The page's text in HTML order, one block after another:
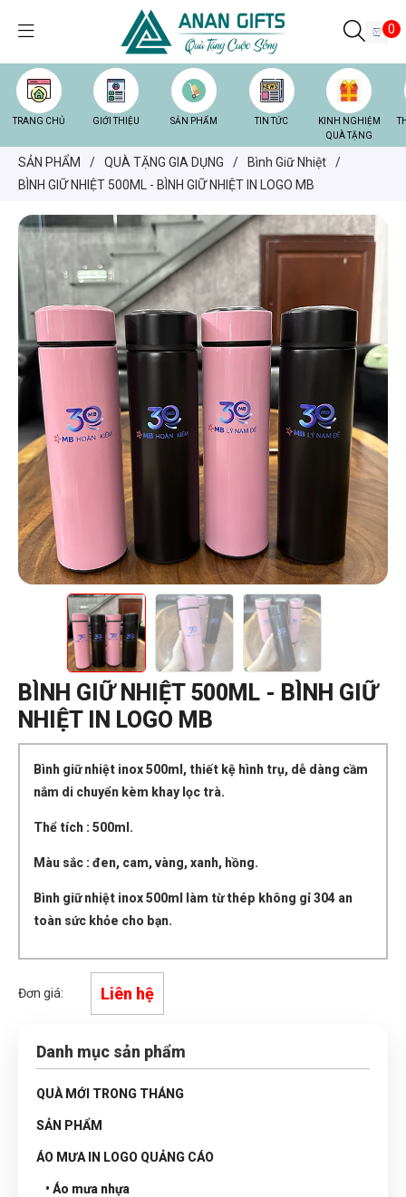
0
TRANG CHỦ GIỚI THIỆU SẢN PHẨM TIN TỨC
KINH NGHIỆM
QUÀ TẶNG
SẢN PHẨM / QUÀ TẶNG GIA DỤNG / Bình Giữ Nhiệt
/
BÌNH GIỮ NHIỆT 500ML - BÌNH GIỮ NHIỆT IN LOGO MB
BÌNH GIỮ NHIỆT 500ML - BÌNH GIỮ
NHIỆT IN LOGO MB
Bình giữ nhiệt inox 500ml, thiết kệ hình trụ, dễ dàng cầm
nắm di chuyển kèm khay lọc trà.
Thể tích : 500ml.
Màu sắc : đen, cam, vàng, xanh, hồng.
Bình giữ nhiệt inox 500ml làm từ thép không gỉ 304 an
toàn sức khỏe cho bạn.
Đơn giá: Liên hệ
Danh mục sản phẩm
QUÀ MỚI TRONG THÁNG
SẢN PHẨM
ÁO MƯA IN LOGO QUẢNG CÁO
• Áo mưa nhựa